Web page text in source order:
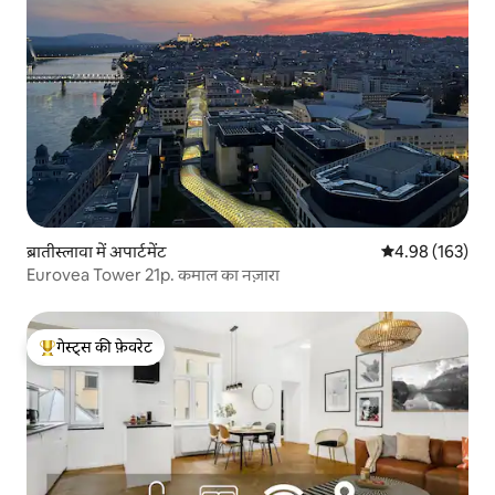
ब्रातीस्लावा में अपार्टमेंट औसत रेटिंग 5 में से
4.98 (163)
Eurovea Tower 21p. कमाल का नज़ारा
गेस्ट्स का टॉप फ़ेवरेट
गेस्ट्स की फ़ेवरेट